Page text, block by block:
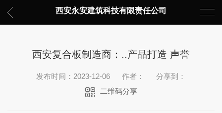
西安永安建筑科技有限责任公司
西安复合板制造商：..产品打造 声誉
发布时间：2023-12-06 作者：
分享到：
二维码分享